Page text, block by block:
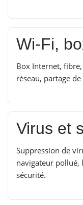
Wi-Fi,
Box Internet,
réseau, partage
Virus et
Suppression de
navigateur pollué,
sécurité.